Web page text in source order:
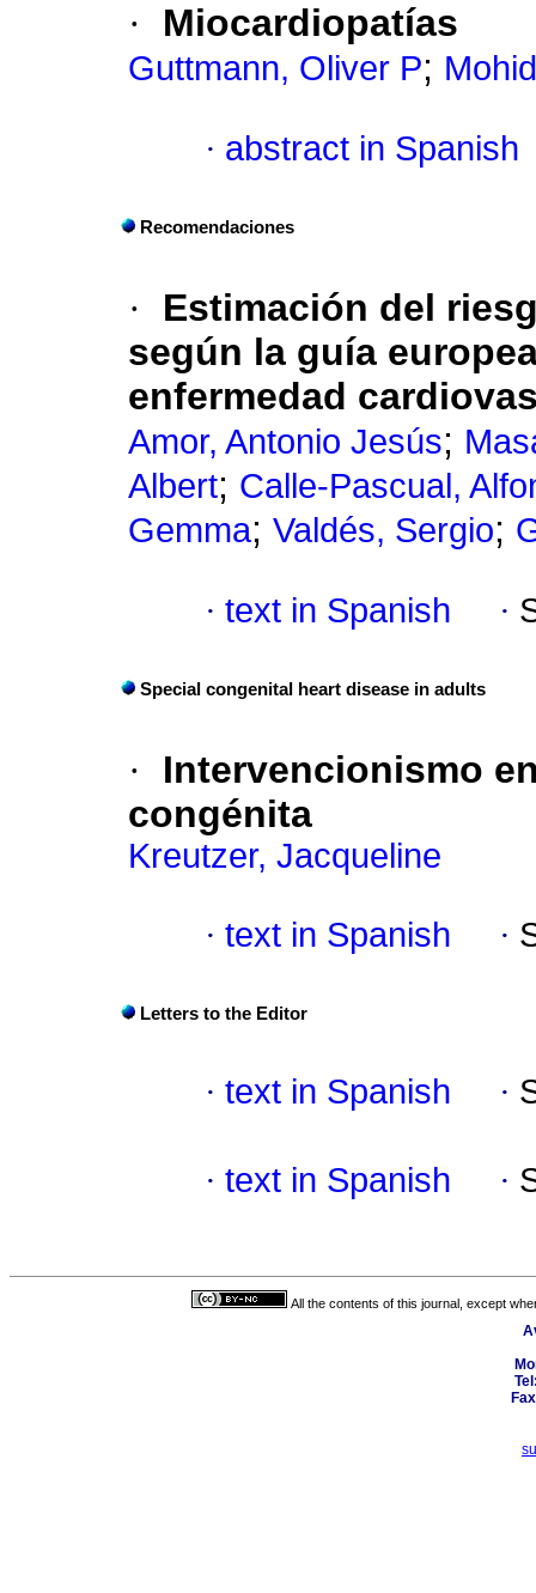
· Miocardiopatías
Guttmann, Oliver P;
· abstract in Spanish
Recomendaciones
·
Estimación del
según la guía
enfermedad
Amor, Antonio Jesús;
Albert; Calle-Pascual,
Gemma; Valdés, Sergio;
· text in Spanish ·
Special congenital heart disease in adults
·
Intervencionismo
congénita
Kreutzer, Jacqueline
· text in Spanish ·
Letters to the Editor
· text in Spanish ·
· text in Spanish ·
All the contents of this journal, except